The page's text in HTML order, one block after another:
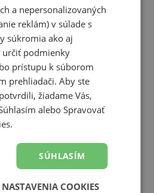
Kolekcie U9060
130,00 € 190,00 €
-32%
a nepersonalizovaných
reklám) v súlade s
súkromiaako aj
určiť podmienky
prístupu k súborom
prehliadači. Aby ste
žiadame Vás,
alebo Spravovať
SÚHLASÍM
COOKIES